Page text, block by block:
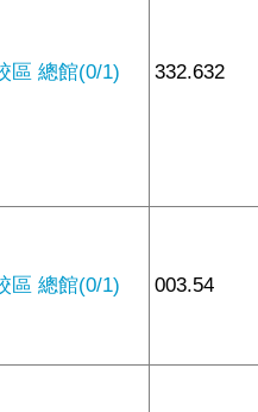
區 總館(0/1) 332.632
區 總館(0/1) 003.54